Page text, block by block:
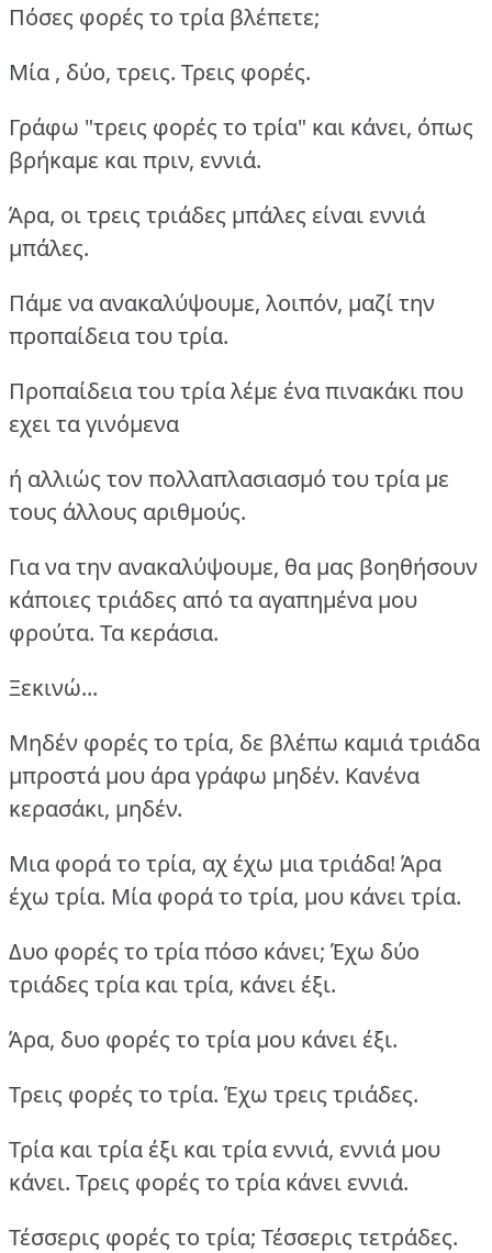
Πόσες φορές το τρία βλέπετε;
Μία , δύο, τρεις. Τρεις φορές.
Γράφω "τρεις φορές το τρία" και κάνει, όπως
βρήκαμε και πριν, εννιά.
Άρα, οι τρεις τριάδες μπάλες είναι εννιά
μπάλες.
Πάμε να ανακαλύψουμε, λοιπόν, μαζί την
προπαίδεια του τρία.
Προπαίδεια του τρία λέμε ένα πινακάκι που
εχει τα γινόμενα
ή αλλιώς τον πολλαπλασιασμό του τρία με
τους άλλους αριθμούς.
Για να την ανακαλύψουμε, θα μας βοηθήσουν
κάποιες τριάδες από τα αγαπημένα μου
φρούτα. Τα κεράσια.
Ξεκινώ...
Μηδέν φορές το τρία, δε βλέπω καμιά τριάδα
μπροστά μου άρα γράφω μηδέν. Κανένα
κερασάκι, μηδέν.
Μια φορά το τρία, αχ έχω μια τριάδα! Άρα
έχω τρία. Μία φορά το τρία, μου κάνει τρία.
Δυο φορές το τρία πόσο κάνει; Έχω δύο
τριάδες τρία και τρία, κάνει έξι.
Άρα, δυο φορές το τρία μου κάνει έξι.
Τρεις φορές το τρία. Έχω τρεις τριάδες.
Τρία και τρία έξι και τρία εννιά, εννιά μου
κάνει. Τρεις φορές το τρία κάνει εννιά.
Τέσσερις φορές το τρία; Τέσσερις τετράδες.